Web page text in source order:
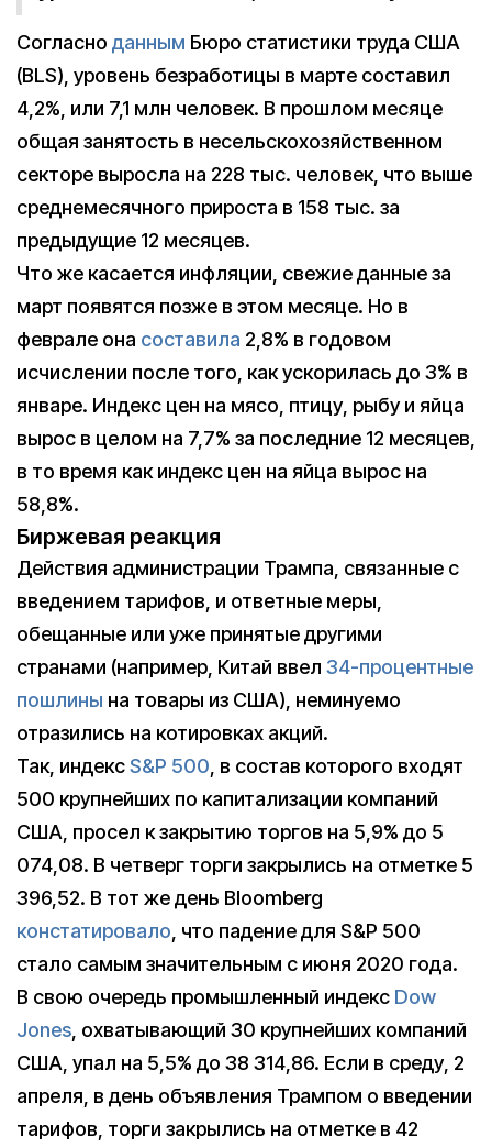
Согласно данным Бюро статистики труда США
(BLS), уровень безработицы в марте составил
4,2%, или 7,1 млн человек. В прошлом месяце
общая занятость в несельскохозяйственном
секторе выросла на 228 тыс. человек, что выше
среднемесячного прироста в 158 тыс. за
предыдущие 12 месяцев.
Что же касается инфляции, свежие данные за
март появятся позже в этом месяце. Но в
феврале она составила 2,8% в годовом
исчислении после того, как ускорилась до 3% в
январе. Индекс цен на мясо, птицу, рыбу и яйца
вырос в целом на 7,7% за последние 12 месяцев,
в то время как индекс цен на яйца вырос на
58,8%.
Биржевая реакция
Действия администрации Трампа, связанные с
введением тарифов, и ответные меры,
обещанные или уже принятые другими
странами (например, Китай ввел 34-процентные
пошлины на товары из США), неминуемо
отразились на котировках акций.
Так, индексS&P 500, в состав которого входят
500 крупнейших по капитализации компаний
США, просел к закрытию торгов на 5,9% до 5
074,08. В четверг торги закрылись на отметке 5
396,52. В тот же день Bloomberg
констатировало, что падение для S&P 500
стало самым значительным с июня 2020 года.
В свою очередь промышленный индекс Dow
Jones, охватывающий 30 крупнейших компаний
США, упал на 5,5% до 38 314,86. Если в среду, 2
апреля, в день объявления Трампом о введении
тарифов, торги закрылись на отметке в 42